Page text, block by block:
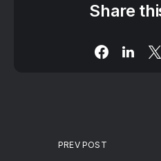
Share
PREV POST